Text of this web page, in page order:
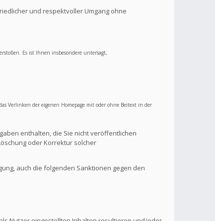
und respektvoller Umgang ohne
Es ist Ihnen insbesondere untersagt,
Verlinken der eigenen Homepage mit oder ohne Beitext in der
enthalten, die Sie nicht veröffentlichen
oder Korrektur solcher
auch die folgenden Sanktionen gegen den